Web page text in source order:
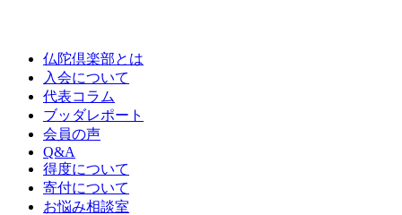
仏陀倶楽部とは
入会について
代表コラム
ブッダレポート
会員の声
Q&A
得度について
寄付について
お悩み相談室